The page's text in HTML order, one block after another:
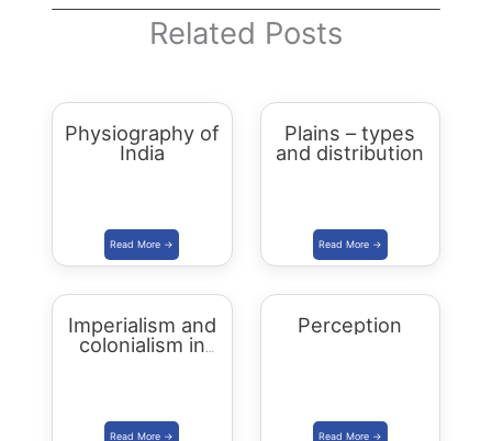
Related Posts
Physiography of
India
Plains – types
and distribution
Imperialism and
colonialism in
Perception